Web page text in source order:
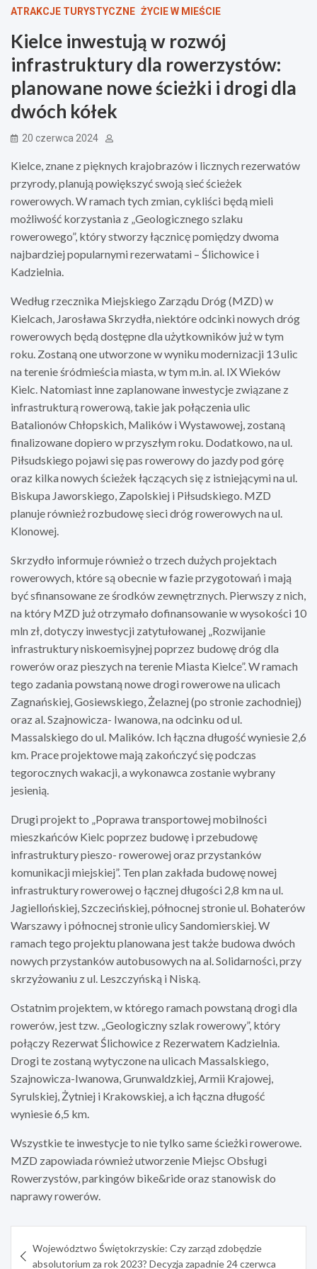
ATRAKCJE TURYSTYCZNE ŻYCIE W MIEŚCIE
Kielce inwestują w rozwój
infrastruktury dla rowerzystów:
planowane nowe ścieżki i drogi dla
dwóch kółek
20 czerwca 2024
Kielce, znane z pięknych krajobrazów i licznych rezerwatów
przyrody, planują powiększyć swoją sieć ścieżek
rowerowych. W ramach tych zmian, cykliści będą mieli
możliwość korzystania z „Geologicznego szlaku
rowerowego”, który stworzy łącznicę pomiędzy dwoma
najbardziej popularnymi rezerwatami – Ślichowice i
Kadzielnia.
Według rzecznika Miejskiego Zarządu Dróg (MZD) w
Kielcach, Jarosława Skrzydła, niektóre odcinki nowych dróg
rowerowych będą dostępne dla użytkowników już w tym
roku. Zostaną one utworzone w wyniku modernizacji 13 ulic
na terenie śródmieścia miasta, w tym m.in. al. IX Wieków
Kielc. Natomiast inne zaplanowane inwestycje związane z
infrastrukturą rowerową, takie jak połączenia ulic
Batalionów Chłopskich, Malików i Wystawowej, zostaną
finalizowane dopiero w przyszłym roku. Dodatkowo, na ul.
Piłsudskiego pojawi się pas rowerowy do jazdy pod górę
oraz kilka nowych ścieżek łączących się z istniejącymi na ul.
Biskupa Jaworskiego, Zapolskiej i Piłsudskiego. MZD
planuje również rozbudowę sieci dróg rowerowych na ul.
Klonowej.
Skrzydło informuje również o trzech dużych projektach
rowerowych, które są obecnie w fazie przygotowań i mają
być sfinansowane ze środków zewnętrznych. Pierwszy z nich,
na który MZD już otrzymało dofinansowanie w wysokości 10
mln zł, dotyczy inwestycji zatytułowanej „Rozwijanie
infrastruktury niskoemisyjnej poprzez budowę dróg dla
rowerów oraz pieszych na terenie Miasta Kielce”. W ramach
tego zadania powstaną nowe drogi rowerowe na ulicach
Zagnańskiej, Gosiewskiego, Żelaznej (po stronie zachodniej)
oraz al. Szajnowicza- Iwanowa, na odcinku od ul.
Massalskiego do ul. Malików. Ich łączna długość wyniesie 2,6
km. Prace projektowe mają zakończyć się podczas
tegorocznych wakacji, a wykonawca zostanie wybrany
jesienią.
Drugi projekt to „Poprawa transportowej mobilności
mieszkańców Kielc poprzez budowę i przebudowę
infrastruktury pieszo- rowerowej oraz przystanków
komunikacji miejskiej”. Ten plan zakłada budowę nowej
infrastruktury rowerowej o łącznej długości 2,8 km na ul.
Jagiellońskiej, Szczecińskiej, północnej stronie ul. Bohaterów
Warszawy i północnej stronie ulicy Sandomierskiej. W
ramach tego projektu planowana jest także budowa dwóch
nowych przystanków autobusowych na al. Solidarności, przy
skrzyżowaniu z ul. Leszczyńską i Niską.
Ostatnim projektem, w którego ramach powstaną drogi dla
rowerów, jest tzw. „Geologiczny szlak rowerowy”, który
połączy Rezerwat Ślichowice z Rezerwatem Kadzielnia.
Drogi te zostaną wytyczone na ulicach Massalskiego,
Szajnowicza-Iwanowa, Grunwaldzkiej, Armii Krajowej,
Syrulskiej, Żytniej i Krakowskiej, a ich łączna długość
wyniesie 6,5 km.
Wszystkie te inwestycje to nie tylko same ścieżki rowerowe.
MZD zapowiada również utworzenie Miejsc Obsługi
Rowerzystów, parkingów bike&ride oraz stanowisk do
naprawy rowerów.
wpisu
Województwo Świętokrzyskie: Czy zarząd zdobędzie
absolutorium za rok 2023? Decyzja zapadnie 24 czerwca